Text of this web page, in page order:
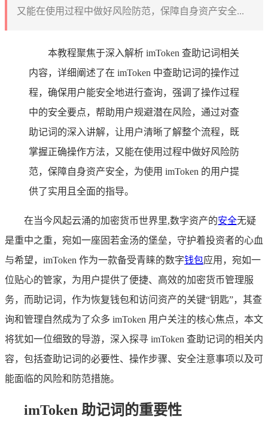
又能在使用过程中做好风险防范，保障自身资产安全...
本教程聚焦于深入解析 imToken 查助记词相关
内容，详细阐述了在 imToken 中查助记词的操作过
程，确保用户能安全地进行查询，强调了操作过程
中的安全要点，帮助用户规避潜在风险，通过对查
助记词的深入讲解，让用户清晰了解整个流程，既
掌握正确操作方法，又能在使用过程中做好风险防
范，保障自身资产安全，为使用 imToken 的用户提
供了实用且全面的指导。
在当今风起云涌的加密货币世界里,数字资产的安全无疑
是重中之重，宛如一座固若金汤的堡垒，守护着投资者的心血
与希望，imToken 作为一款备受青睐的数字钱包应用，宛如一
位贴心的管家，为用户提供了便捷、高效的加密货币管理服
务，而助记词，作为恢复钱包和访问资产的关键“钥匙”，其查
询和管理自然成为了众多 imToken 用户关注的核心焦点，本文
将犹如一位细致的导游，深入探寻 imToken 查助记词的相关内
容，包括查助记词的必要性、操作步骤、安全注意事项以及可
能面临的风险和防范措施。
imToken 助记词的重要性